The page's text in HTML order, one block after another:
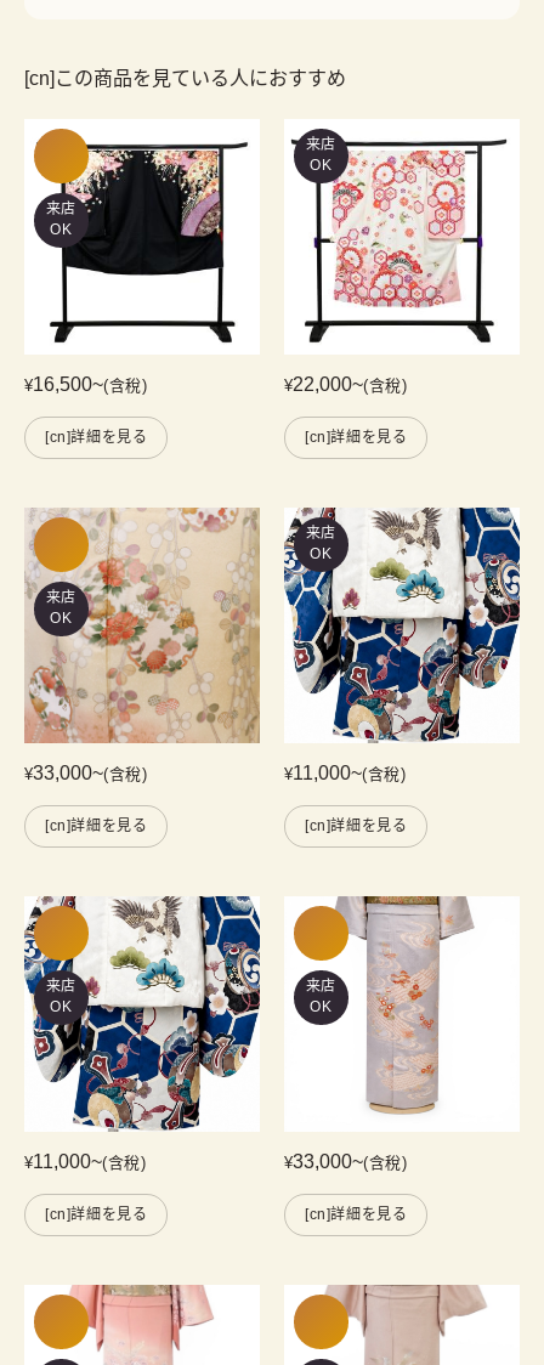
[cn]この商品を見ている人におすすめ
来店
OK
¥16,500~(含稅)
[cn]詳細を見る
来店
OK
¥22,000~(含稅)
[cn]詳細を見る
来店
OK
¥33,000~(含稅)
[cn]詳細を見る
来店
OK
¥11,000~(含稅)
[cn]詳細を見る
来店
OK
¥11,000~(含稅)
[cn]詳細を見る
来店
OK
¥33,000~(含稅)
[cn]詳細を見る